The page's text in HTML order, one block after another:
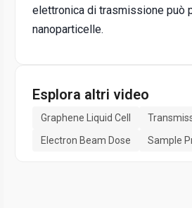
elettronica di trasmissione può
nanoparticelle.
Esplora altri video
Graphene Liquid Cell
Electron Beam Dose
Sample